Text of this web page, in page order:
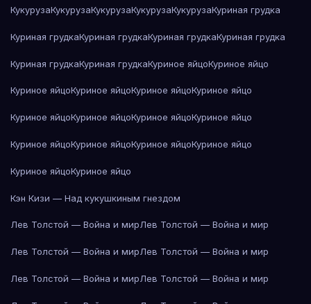
КукурузаКукурузаКукурузаКукурузаКукурузаКуриная грудка
Куриная грудкаКуриная грудкаКуриная грудкаКуриная грудка
Куриная грудкаКуриная грудкаКуриное яйцоКуриное яйцо
Куриное яйцоКуриное яйцоКуриное яйцоКуриное яйцо
Куриное яйцоКуриное яйцоКуриное яйцоКуриное яйцо
Куриное яйцоКуриное яйцоКуриное яйцоКуриное яйцо
Куриное яйцоКуриное яйцо
Кэн Кизи — Над кукушкиным гнездом
Лев Толстой — Война и мирЛев Толстой — Война и мир
Лев Толстой — Война и мирЛев Толстой — Война и мир
Лев Толстой — Война и мирЛев Толстой — Война и мир